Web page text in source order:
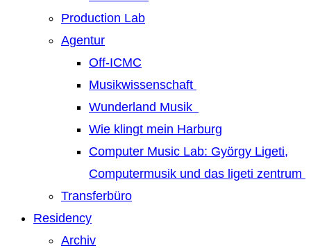
Production Lab
Agentur
Off-ICMC
Musikwissenschaft
Wunderland Musik
Wie klingt mein Harburg
Computer Music Lab: György Ligeti,
Computermusik und das ligeti zentrum
Transferbüro
Residency
Archiv